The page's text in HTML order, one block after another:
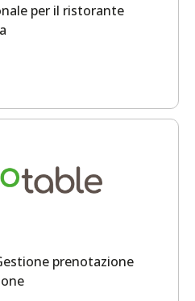
per il ristorante
prenotazione